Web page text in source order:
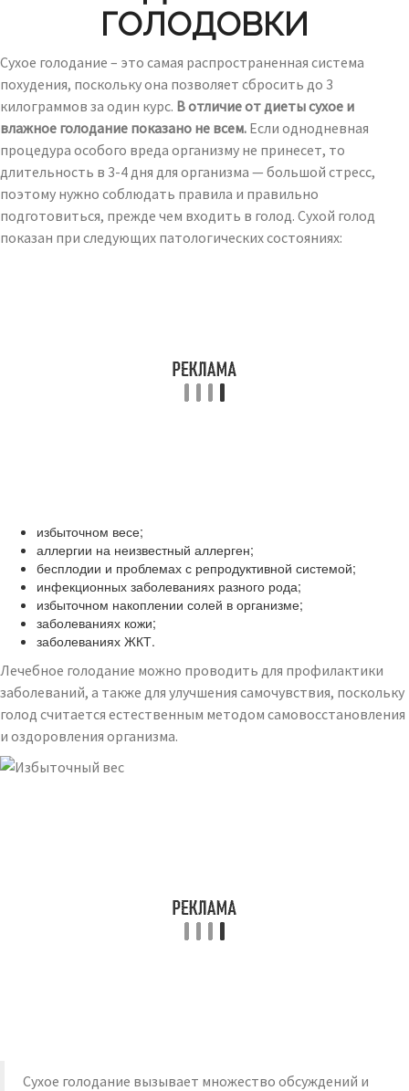
ГОЛОДОВКИ
Сухое голодание – это самая распространенная система
похудения, поскольку она позволяет сбросить до 3
килограммов за один курс. В отличие от диеты сухое и
влажное голодание показано не всем. Если однодневная
процедура особого вреда организму не принесет, то
длительность в 3-4 дня для организма — большой стресс,
поэтому нужно соблюдать правила и правильно
подготовиться, прежде чем входить в голод. Сухой голод
показан при следующих патологических состояниях:
избыточном весе;
аллергии на неизвестный аллерген;
бесплодии и проблемах с репродуктивной системой;
инфекционных заболеваниях разного рода;
избыточном накоплении солей в организме;
заболеваниях кожи;
заболеваниях ЖКТ.
Лечебное голодание можно проводить для профилактики
заболеваний, а также для улучшения самочувствия, поскольку
голод считается естественным методом самовосстановления
и оздоровления организма.
Сухое голодание вызывает множество обсуждений и